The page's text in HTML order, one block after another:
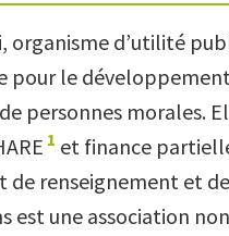
organisme d’utilité
pour le
personnes morales.
1 et finance
de renseignement et
est une association